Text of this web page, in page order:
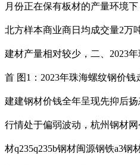
月份正在保有板材的产量环境
北方样本商业商日均成交量2万
建材产量相对较少，二、2023
首 图1：2023年珠海螺纹钢价
建建钢材价钱全年呈现先抑后
行情处于偏弱波动，杭州钢材
材q235q235b钢材闽源钢铁a3